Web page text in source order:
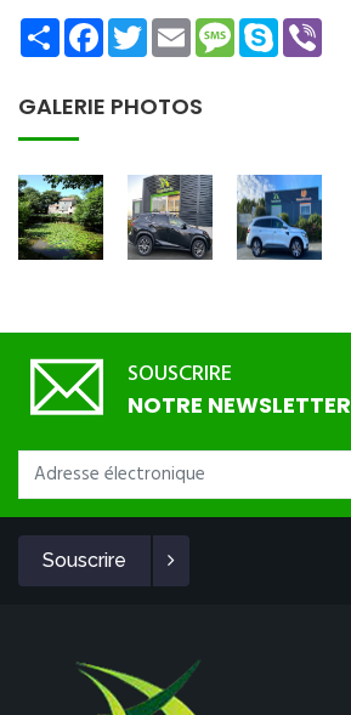
ShareFacebookTwitterEmailMessage
Skype
GALERIE PHOTOS
SOUSCRIRE
NOTRE NEWSLETTER
Souscrire